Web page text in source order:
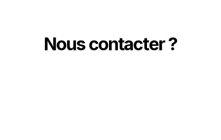
Nous contacter ?